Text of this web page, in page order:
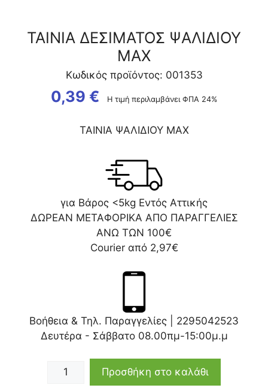
ΤΑΙΝΙΑ ΔΕΣΙΜΑΤΟΣ ΨΑΛΙΔΙΟΥ
ΜΑΧ
Κωδικός προϊόντος: 001353
0,39 € Η τιμή περιλαμβάνει ΦΠΑ 24%
ΤΑΙΝΙΑ ΨΑΛΙΔΙΟΥ ΜΑΧ
για Βάρος <5kg Εντός Αττικής
ΔΩΡΕΑΝ ΜΕΤΑΦΟΡΙΚΑ ΑΠΟ ΠΑΡΑΓΓΕΛΙΕΣ
ΑΝΩ ΤΩΝ 100€
Courier από 2,97€
Βοήθεια & Τηλ. Παραγγελίες | 2295042523
Δευτέρα - Σάββατο 08.00πμ-15:00μ.μ
Προσθήκη στο καλάθι